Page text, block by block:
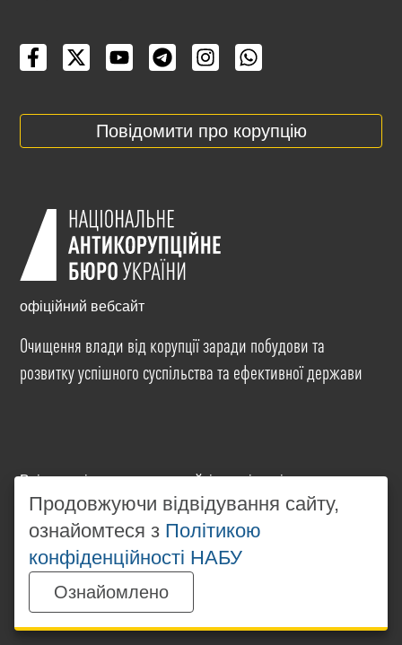
Повідомити про корупцію
офіційний вебсайт
Очищення влади від корупції заради побудови та
розвитку успішного суспільства та ефективної держави
Всі матеріали на цьому сайті розміщені на умовах
ліцензіїCreative Commons Attribution-NonCommercial-
NoDerivatives 4.0 International. Використання будь-
яких матеріалів, розміщених на сайті, дозволяється
за умови посилання наwww.nabu.gov.ua
незалежності від повного або часткового
використання матеріалів.
Продовжуючи відвідування сайту,
ознайомтеся з Політикою
конфіденційності НАБУ
Ознайомлено